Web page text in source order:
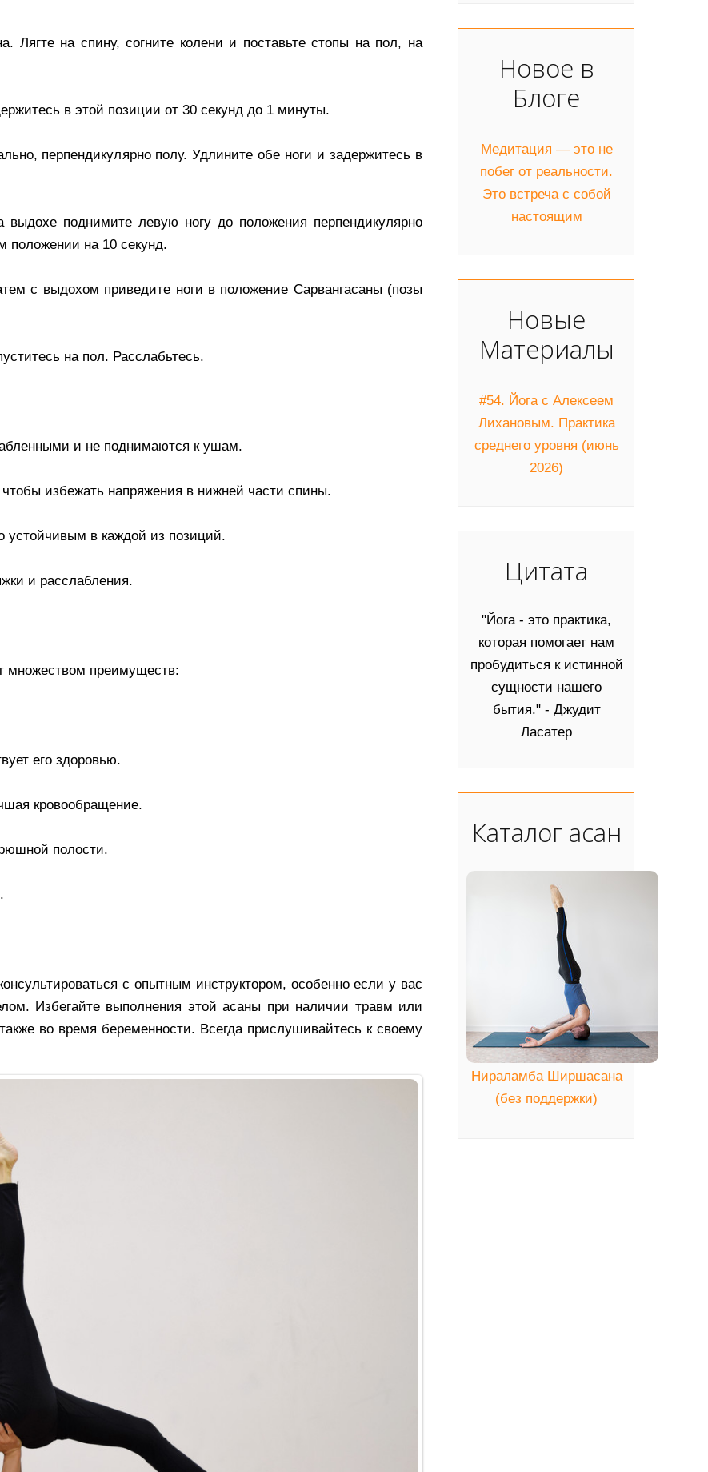
Лягте на спину, согните колени и поставьте стопы на пол, на
в этой позиции от 30 секунд до 1 минуты.
перпендикулярно полу. Удлините обе ноги и задержитесь в
поднимите левую ногу до положения перпендикулярно
положении на 10 секунд.
с выдохом приведите ноги в положение Сарвангасаны (позы
на пол. Расслабьтесь.
и не поднимаются к ушам.
избежать напряжения в нижней части спины.
устойчивым в каждой из позиций.
и расслабления.
множеством преимуществ:
его здоровью.
кровообращение.
полости.
с опытным инструктором, особенно если у вас
Избегайте выполнения этой асаны при наличии травм или
во время беременности. Всегда прислушивайтесь к своему
Новое в
Блоге
Медитация — это не
побег от реальности.
Это встреча с собой
настоящим
Новые
Материалы
#54. Йога с Алексеем
Лихановым. Практика
среднего уровня (июнь
2026)
Цитата
"Йога - это практика,
которая помогает нам
пробудиться к истинной
сущности нашего
бытия." - Джудит
Ласатер
Каталог асан
Нираламба Ширшасана
(без поддержки)